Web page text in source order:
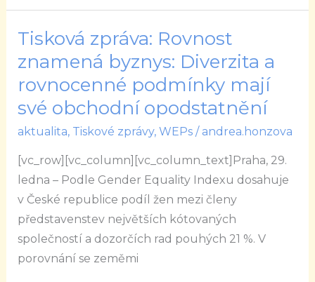
Tisková zpráva: Rovnost
znamená byznys: Diverzita a
rovnocenné podmínky mají
své obchodní opodstatnění
aktualita, Tiskové zprávy, WEPs/ andrea.honzova
[vc_row][vc_column][vc_column_text]Praha, 29.
ledna – Podle Gender Equality Indexu dosahuje
v České republice podíl žen mezi členy
představenstev největších kótovaných
společností a dozorčích rad pouhých 21 %. V
porovnání se zeměmi
Tisková
zpráva:
znamená
byznys:
Diverzita
a
rovnocenné
podmínky
mají
obchodní